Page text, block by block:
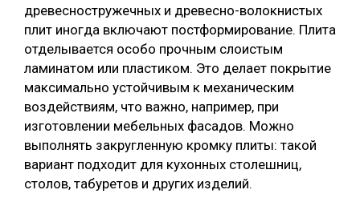
древесностружечных и древесно-волокнистых
плит иногда включают постформирование. Плита
отделывается особо прочным слоистым
ламинатом или пластиком. Это делает покрытие
максимально устойчивым к механическим
воздействиям, что важно, например, при
изготовлении мебельных фасадов. Можно
выполнять закругленную кромку плиты: такой
вариант подходит для кухонных столешниц,
столов, табуретов и других изделий.